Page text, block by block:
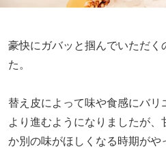
か別の味がほしくなる時期がや